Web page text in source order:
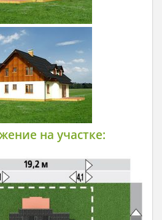
на участке: